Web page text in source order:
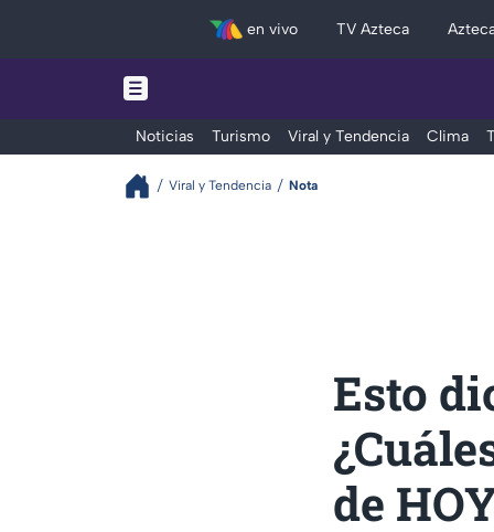
en vivo TV Azteca
Noticias Turismo Viral y Tendencia Clima
Viral y Tendencia Nota
Esto
de